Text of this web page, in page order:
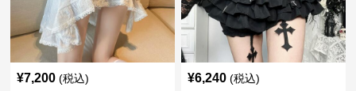
¥7,200 (税込) ¥6,240 (税込)